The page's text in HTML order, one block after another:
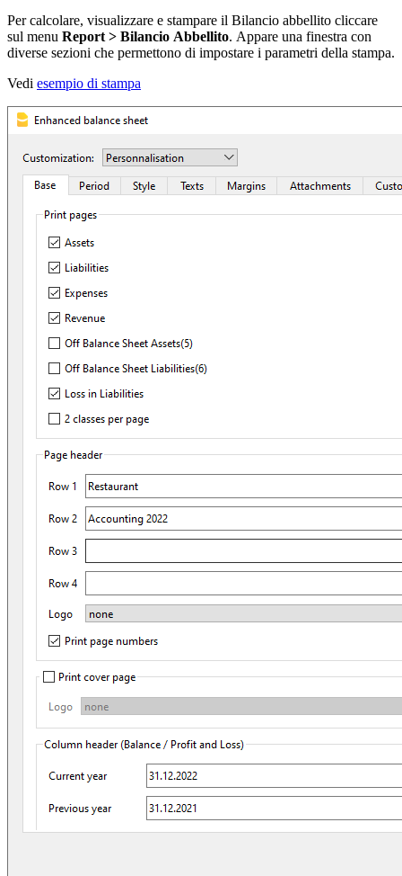
Per calcolare, visualizzare e stampare il Bilancio abbellito cliccare
sul menu Report > Bilancio Abbellito. Appare una finestra con
diverse sezioni che permettono di impostare i parametri della stampa.
Vedi esempio di stampa